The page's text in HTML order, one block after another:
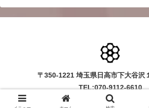
〒350-1221 埼玉県日高市下大谷沢
TEL:070-9112-6610
©2022 HQ-RELOAD.